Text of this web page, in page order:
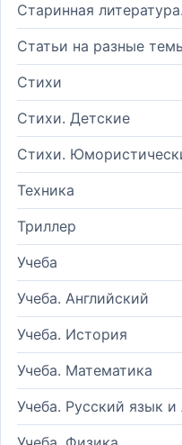
Старинная
Статьи на разные
Стихи
Стихи. Детские
Стихи.
Техника
Триллер
Учеба
Учеба. Английский
Учеба. История
Учеба. Математика
Учеба. Русский язык и